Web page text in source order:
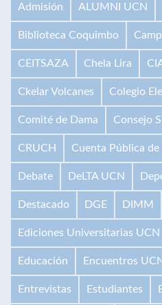
Admisión ALUMNI UCN
Biblioteca Coquimbo
CEITSAZA Chela Lira
Ckelar Volcanes Colegio
Comité de Dama Consejo
CRUCH Cuenta Pública de
Debate DeLTA UCN
Destacado DGE DIMM
Ediciones Universitarias UCN
Educación Encuentros
Entrevistas Estudiantes